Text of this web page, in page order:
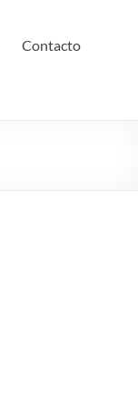
Contacto